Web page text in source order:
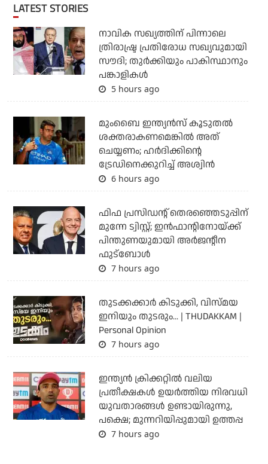
LATEST STORIES
നാവിക സഖ്യത്തിന് പിന്നാലെ
ത്രിരാഷ്ട്ര പ്രതിരോധ സഖ്യവുമായി
സൗദി; തുര്‍ക്കിയും പാകിസ്ഥാനും
പങ്കാളികള്‍
5 hours ago
മുംബൈ ഇന്ത്യന്‍സ് കൂടുതല്‍
ശക്തരാകണമെങ്കില്‍ അത്
ചെയ്യണം; ഹര്‍ദിക്കിന്റെ
ട്രേഡിനെക്കുറിച്ച് അശ്വിന്‍
6 hours ago
ഫിഫ പ്രസിഡന്റ് തെരഞ്ഞെടുപ്പിന്
മുന്നേ ട്വിസ്റ്റ്; ഇന്‍ഫാന്റിനോയ്ക്ക്
പിന്തുണയുമായി അര്‍ജന്റീന
ഫുട്‌ബോള്‍
7 hours ago
തുടക്കക്കാര്‍ കിടുക്കി, വിസ്മയ
ഇനിയും തുടരും... | THUDAKKAM |
Personal Opinion
7 hours ago
ഇന്ത്യന്‍ ക്രിക്കറ്റില്‍ വലിയ
പ്രതീക്ഷകള്‍ ഉയര്‍ത്തിയ നിരവധി
യുവതാരങ്ങള്‍ ഉണ്ടായിരുന്നു,
പക്ഷെ; മുന്നറിയിപ്പുമായി ഉത്തപ്പ
7 hours ago